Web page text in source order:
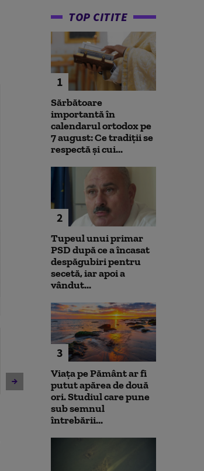
Antrenament cu miză:
pușcașii marini români au
amfibiu AAV-7 alături de
Primarul
TOP CITITE
1
Sărbătoare
importantă în
calendarul ortodox pe
7 august: Ce tradiții se
respectă și cui...
2
Tupeul unui primar
PSD după ce a încasat
despăgubiri pentru
secetă, iar apoi a
vândut...
3
Viața pe Pământ ar fi
putut apărea de două
ori. Studiul care pune
sub semnul
întrebării...